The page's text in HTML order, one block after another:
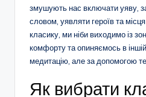
змушують нас включати уяву,
словом, уявляти героїв та
класику, ми ніби виходимо із
комфорту та опиняємось в
медитацію, але за допомогою
Як вибрати